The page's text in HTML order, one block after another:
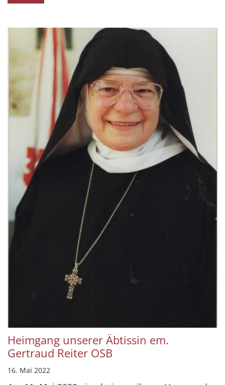
Heimgang unserer Äbtissin em.
Gertraud Reiter OSB
16. Mai 2022